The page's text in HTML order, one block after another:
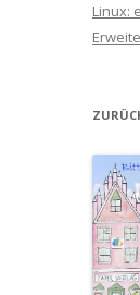
Linux: